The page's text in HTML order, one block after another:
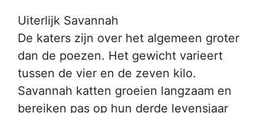
Uiterlijk Savannah
De katers zijn over het algemeen groter
dan de poezen. Het gewicht varieert
tussen de vier en de zeven kilo.
Savannah katten groeien langzaam en
bereiken pas op hun derde levensjaar